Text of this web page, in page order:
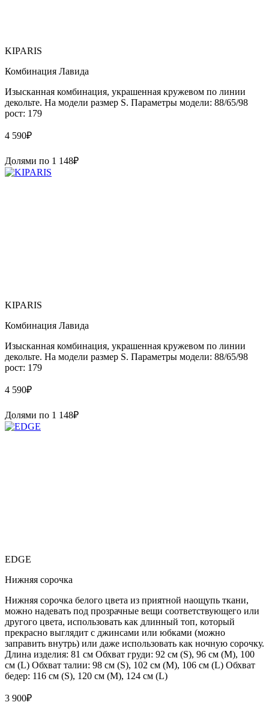
KIPARIS
Комбинация Лавида
Изысканная комбинация, украшенная кружевом по линии
декольте. На модели размер S. Параметры модели: 88/65/98
рост: 179
4 590₽
Долями по 1 148₽
KIPARIS
Комбинация Лавида
Изысканная комбинация, украшенная кружевом по линии
декольте. На модели размер S. Параметры модели: 88/65/98
рост: 179
4 590₽
Долями по 1 148₽
EDGE
Нижняя сорочка
Нижняя сорочка белого цвета из приятной наощупь ткани,
можно надевать под прозрачные вещи соответствующего или
другого цвета, использовать как длинный топ, который
прекрасно выглядит с джинсами или юбками (можно
заправить внутрь) или даже использовать как ночную сорочку.
Длина изделия: 81 см Обхват груди: 92 см (S), 96 см (M), 100
см (L) Обхват талии: 98 см (S), 102 см (M), 106 см (L) Обхват
бедер: 116 см (S), 120 см (M), 124 см (L)
3 900₽